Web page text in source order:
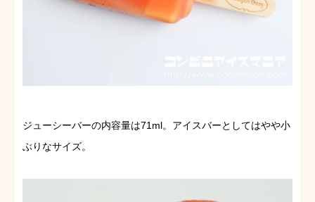
ジューシーバーの内容量は71ml。アイスバーとしてはやや小
ぶりなサイズ。